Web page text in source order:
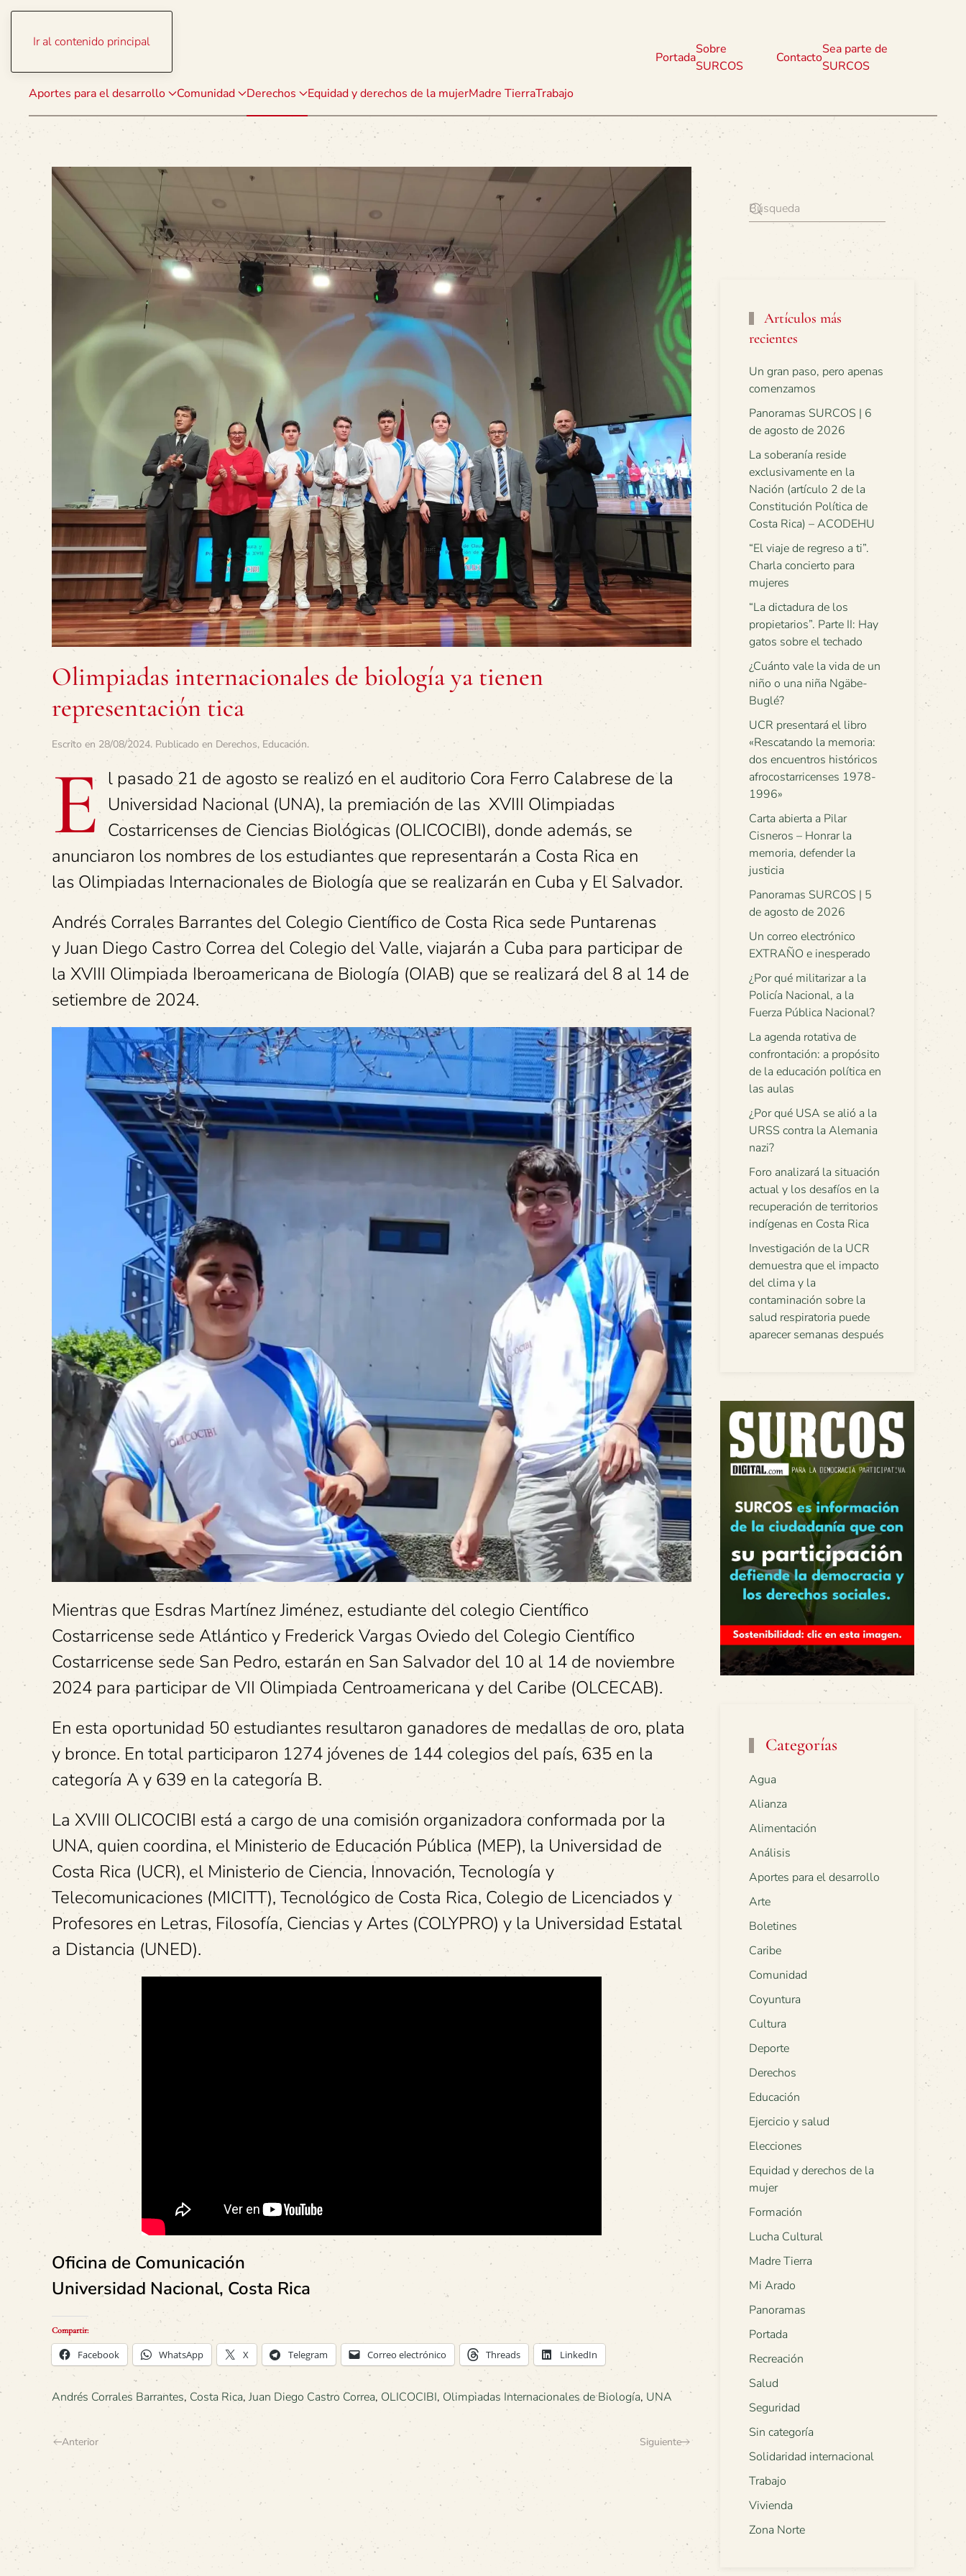
Ir al contenido principal
Aportes para el desarrollo Comunidad Derechos Equidad y derechos de la mujerMadre TierraTrabajo
Portada
Sobre
SURCOS
Contacto
Sea parte de
SURCOS
Olimpiadas internacionales de biología ya tienen
representación tica
Escrito en 28/08/2024. Publicado en Derechos, Educación.
E l pasado 21 de agosto se realizó en el auditorio Cora Ferro Calabrese de la
Universidad Nacional (UNA), la premiación de las XVIII Olimpiadas
Costarricenses de Ciencias Biológicas (OLICOCIBI), donde además, se
anunciaron los nombres de los estudiantes que representarán a Costa Rica en
las Olimpiadas Internacionales de Biología que se realizarán en Cuba y El Salvador.
Andrés Corrales Barrantes del Colegio Científico de Costa Rica sede Puntarenas
y Juan Diego Castro Correa del Colegio del Valle, viajarán a Cuba para participar de
la XVIII Olimpiada Iberoamericana de Biología (OIAB) que se realizará del 8 al 14 de
setiembre de 2024.
Mientras que Esdras Martínez Jiménez, estudiante del colegio Científico
Costarricense sede Atlántico y Frederick Vargas Oviedo del Colegio Científico
Costarricense sede San Pedro, estarán en San Salvador del 10 al 14 de noviembre
2024 para participar de VII Olimpiada Centroamericana y del Caribe (OLCECAB).
En esta oportunidad 50 estudiantes resultaron ganadores de medallas de oro, plata
y bronce. En total participaron 1274 jóvenes de 144 colegios del país, 635 en la
categoría A y 639 en la categoría B.
La XVIII OLICOCIBI está a cargo de una comisión organizadora conformada por la
UNA, quien coordina, el Ministerio de Educación Pública (MEP), la Universidad de
Costa Rica (UCR), el Ministerio de Ciencia, Innovación, Tecnología y
Telecomunicaciones (MICITT), Tecnológico de Costa Rica, Colegio de Licenciados y
Profesores en Letras, Filosofía, Ciencias y Artes (COLYPRO) y la Universidad Estatal
a Distancia (UNED).
Oficina de Comunicación
Universidad Nacional, Costa Rica
Compartir:
Facebook WhatsApp X Telegram Correo electrónico Threads LinkedIn
Andrés Corrales Barrantes, Costa Rica, Juan Diego Castro Correa, OLICOCIBI, Olimpiadas Internacionales de Biología, UNA
Anterior Siguiente
Artículos más
recientes
Un gran paso, pero apenas
comenzamos
Panoramas SURCOS | 6
de agosto de 2026
La soberanía reside
exclusivamente en la
Nación (artículo 2 de la
Constitución Política de
Costa Rica) – ACODEHU
“El viaje de regreso a ti”.
Charla concierto para
mujeres
“La dictadura de los
propietarios”. Parte II: Hay
gatos sobre el techado
¿Cuánto vale la vida de un
niño o una niña Ngäbe-
Buglé?
UCR presentará el libro
«Rescatando la memoria:
dos encuentros históricos
afrocostarricenses 1978-
1996»
Carta abierta a Pilar
Cisneros – Honrar la
memoria, defender la
justicia
Panoramas SURCOS | 5
de agosto de 2026
Un correo electrónico
EXTRAÑO e inesperado
¿Por qué militarizar a la
Policía Nacional, a la
Fuerza Pública Nacional?
La agenda rotativa de
confrontación: a propósito
de la educación política en
las aulas
¿Por qué USA se alió a la
URSS contra la Alemania
nazi?
Foro analizará la situación
actual y los desafíos en la
recuperación de territorios
indígenas en Costa Rica
Investigación de la UCR
demuestra que el impacto
del clima y la
contaminación sobre la
salud respiratoria puede
aparecer semanas después
Categorías
Agua
Alianza
Alimentación
Análisis
Aportes para el desarrollo
Arte
Boletines
Caribe
Comunidad
Coyuntura
Cultura
Deporte
Derechos
Educación
Ejercicio y salud
Elecciones
Equidad y derechos de la
mujer
Formación
Lucha Cultural
Madre Tierra
Mi Arado
Panoramas
Portada
Recreación
Salud
Seguridad
Sin categoría
Solidaridad internacional
Trabajo
Vivienda
Zona Norte